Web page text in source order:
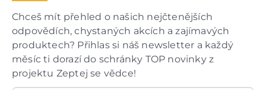
Chceš mít přehled o našich nejčtenějších
odpovědích, chystaných akcích a zajímavých
produktech? Přihlas si náš newsletter a každý
měsíc ti dorazí do schránky TOP novinky z
projektu Zeptej se vědce!